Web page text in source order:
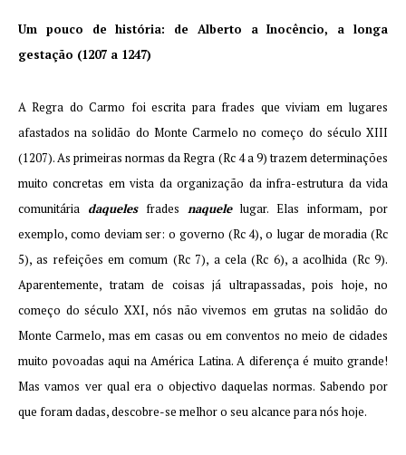
Um pouco de história: de Alberto a Inocêncio, a longa
gestação (1207 a 1247)
A Regra do Carmo foi escrita para frades que viviam em lugares
afastados na solidão do Monte Carmelo no começo do século XIII
(1207). As primeiras normas da Regra (Rc 4 a 9) trazem determina­ções
muito concretas em vista da organização da infra-estrutura da vida
comunitária daquelesfrades naquelelugar. Elas informam, por
exemplo, como deviam ser: o governo (Rc 4), o lugar de moradia (Rc
5), as refeições em comum (Rc 7), a cela (Rc 6), a acolhida (Rc 9).
Aparentemente, tratam de coisas já ultrapassadas, pois hoje, no
começo do século XXI, nós não vivemos em grutas na solidão do
Monte Carmelo, mas em casas ou em conventos no meio de ci­dades
muito povoadas aqui na América Latina. A diferença é muito grande!
Mas vamos ver qual era o objectivo daquelas normas. Sabendo por
que foram dadas, descobre-se melhor o seu alcance para nós hoje.